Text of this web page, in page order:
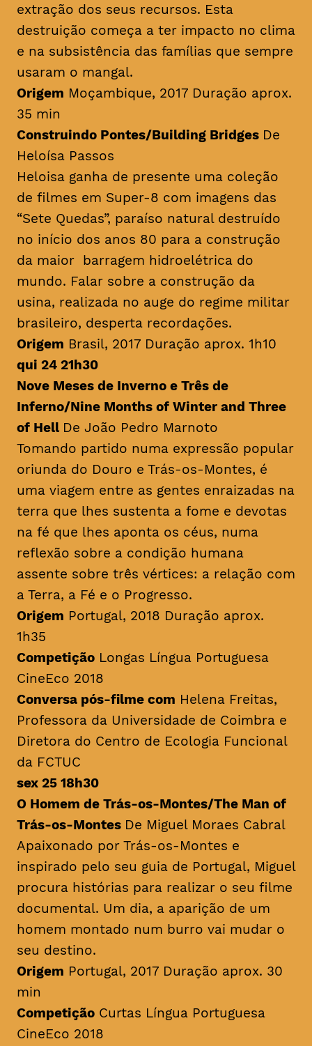
extração dos seus recursos. Esta
destruição começa a ter impacto no clima
e na subsistência das famílias que sempre
usaram o mangal.
Origem Moçambique, 2017 Duração aprox.
35 min
Construindo Pontes/Building Bridges De
Heloísa Passos
Heloisa ganha de presente uma coleção
de filmes em Super-8 com imagens das
“Sete Quedas”, paraíso natural destruído
no início dos anos 80 para a construção
da maior barragem hidroelétrica do
mundo. Falar sobre a construção da
usina, realizada no auge do regime militar
brasileiro, desperta recordações.
Origem Brasil, 2017 Duração aprox. 1h10
qui 24 21h30
Nove Meses de Inverno e Três de
Inferno/Nine Months of Winter and Three
of Hell De João Pedro Marnoto
Tomando partido numa expressão popular
oriunda do Douro e Trás-os-Montes, é
uma viagem entre as gentes enraizadas na
terra que lhes sustenta a fome e devotas
na fé que lhes aponta os céus, numa
reflexão sobre a condição humana
assente sobre três vértices: a relação com
a Terra, a Fé e o Progresso.
Origem Portugal, 2018 Duração aprox.
1h35
CompetiçãoLongas Língua Portuguesa
CineEco 2018
Conversa pós-filme com Helena Freitas,
Professora da Universidade de Coimbra e
Diretora do Centro de Ecologia Funcional
da FCTUC
sex 25 18h30
O Homem de Trás-os-Montes/The Man of
Trás-os-Montes De Miguel Moraes Cabral
Apaixonado por Trás-os-Montes e
inspirado pelo seu guia de Portugal, Miguel
procura histórias para realizar o seu filme
documental. Um dia, a aparição de um
homem montado num burro vai mudar o
seu destino.
Origem Portugal, 2017 Duração aprox. 30
min
CompetiçãoCurtas Língua Portuguesa
CineEco 2018